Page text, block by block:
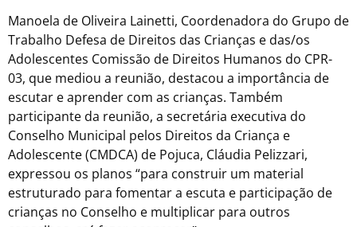
Manoela de Oliveira Lainetti, Coordenadora do Grupo de
Trabalho Defesa de Direitos das Crianças e das/os
Adolescentes Comissão de Direitos Humanos do CPR-
03, que mediou a reunião, destacou a importância de
escutar e aprender com as crianças. Também
participante da reunião, a secretária executiva do
Conselho Municipal pelos Direitos da Criança e
Adolescente (CMDCA) de Pojuca, Cláudia Pelizzari,
expressou os planos “para construir um material
estruturado para fomentar a escuta e participação de
crianças no Conselho e multiplicar para outros